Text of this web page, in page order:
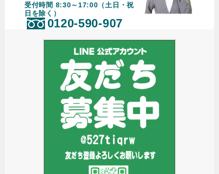
受付時間 8:30～17:00（土日・祝
日を除く）
0120-590-907